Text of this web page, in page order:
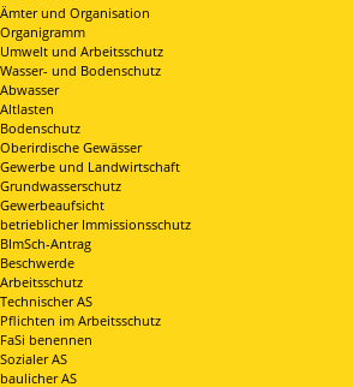
Ämter und Organisation
Organigramm
Umwelt und Arbeitsschutz
Wasser- und Bodenschutz
Abwasser
Altlasten
Bodenschutz
Oberirdische Gewässer
Gewerbe und Landwirtschaft
Grundwasserschutz
Gewerbeaufsicht
betrieblicher Immissionsschutz
BImSch-Antrag
Beschwerde
Arbeitsschutz
Technischer AS
Pflichten im Arbeitsschutz
FaSi benennen
Sozialer AS
baulicher AS